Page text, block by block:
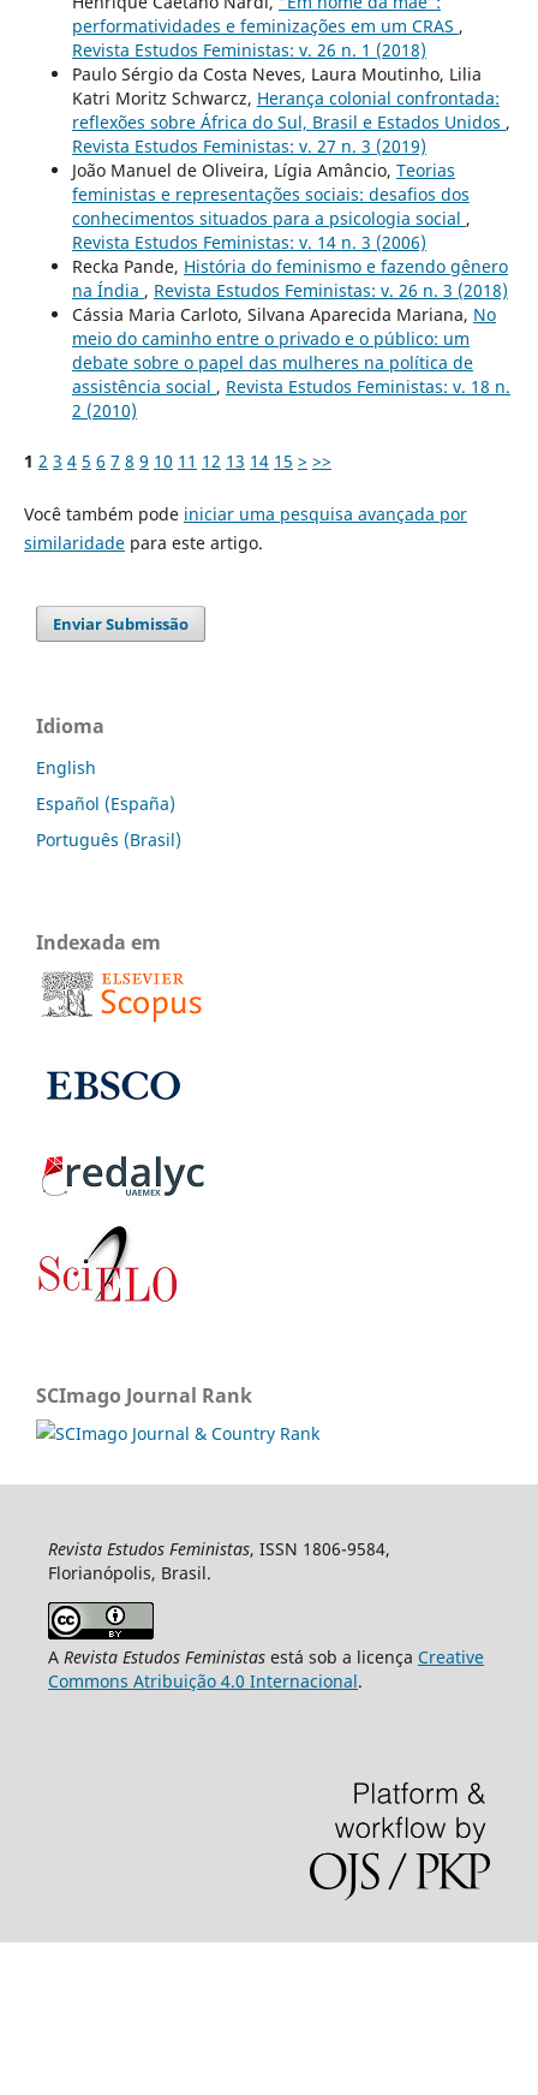
performatividades e feminizações em um CRAS ,
Revista Estudos Feministas: v. 26 n. 1 (2018)
Paulo Sérgio da Costa Neves, Laura Moutinho, Lilia
Katri Moritz Schwarcz, Herança colonial confrontada:
reflexões sobre África do Sul, Brasil e Estados Unidos ,
Revista Estudos Feministas: v. 27 n. 3 (2019)
João Manuel de Oliveira, Lígia Amâncio, Teorias
feministas e representações sociais: desafios dos
conhecimentos situados para a psicologia social ,
Revista Estudos Feministas: v. 14 n. 3 (2006)
Recka Pande, História do feminismo e fazendo gênero
na Índia , Revista Estudos Feministas: v. 26 n. 3 (2018)
Cássia Maria Carloto, Silvana Aparecida Mariana, No
meio do caminho entre o privado e o público: um
debate sobre o papel das mulheres na política de
assistência social , Revista Estudos Feministas: v. 18 n.
2 (2010)
1 2 3 4 5 6 7 8 9 10 11 12 13 14 15 > >>
Você também pode iniciar uma pesquisa avançada por
similaridadepara este artigo.
Enviar Submissão
Idioma
English
Español (España)
Português (Brasil)
Indexada em
SCImago Journal Rank
Revista Estudos Feministas, ISSN 1806-9584,
Florianópolis, Brasil.
A Revista Estudos Feministasestá sob a licença Creative
Commons Atribuição 4.0 Internacional.